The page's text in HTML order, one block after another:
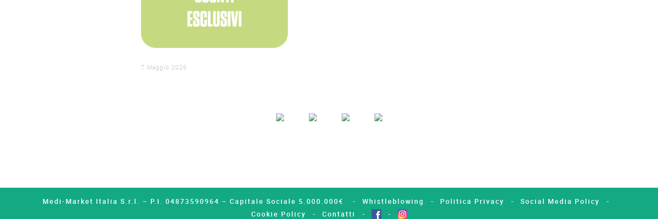
7 Maggio 2026
Medi-Market Italia S.r.l. – P.I. 04873590964 – Capitale Sociale 5.000.000€ Whistleblowing Politica Privacy
Social Media Policy
Cookie Policy
Contatti